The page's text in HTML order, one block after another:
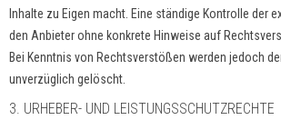
Inhalte zu Eigen macht. Eine ständige Kontrolle der
den Anbieter ohne konkrete Hinweise auf
Bei Kenntnis von Rechtsverstößen werden jedoch
unverzüglich gelöscht.
3. URHEBER- UND LEISTUNGSSCHUTZRECHTE